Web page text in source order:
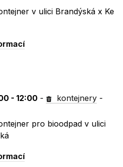
v ulici Brandýská x Ke
- 12:00 - kontejnery -
pro bioodpad v ulici